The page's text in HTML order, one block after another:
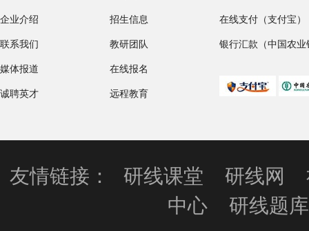
企业介绍
联系我们
媒体报道
诚聘英才
招生信息
教研团队
在线报名
远程教育
在线支付（支付宝）
银行汇款（中国农业
友情链接： 研线课堂 研线网
中心
研线题库